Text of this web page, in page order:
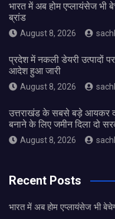
भारत में अब होम एप्लायंसेज भी
ब्रांड
August 8, 2026
प्रदेश में नकली डेयरी उत्पादों
आदेश हुआ जारी
August 8, 2026
उत्तराखंड के सबसे बड़े आयकर
बनाने के लिए जमीन दिला दो
August 8, 2026
Recent Posts
भारत में अब होम एप्लायंसेज भी